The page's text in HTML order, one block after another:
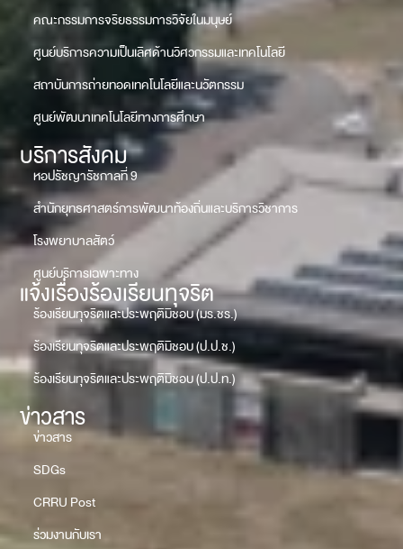
คณะกรรมการจริยธรรมการวิจัยในมนุษย์
ศูนย์บริการความเป็นเลิศด้านวิศวกรรมและเทคโนโลยี
สถาบันการถ่ายทอดเทคโนโลยีและนวัตกรรม
ศูนย์พัฒนาเทคโนโลยีทางการศึกษา
บริการสังคม
หอปรัชญารัชกาลที่ 9
สำนักยุทธศาสตร์การพัฒนาท้องถิ่นและบริการวิชาการ
โรงพยาบาลสัตว์
ศูนย์บริการเฉพาะทาง
แจ้งเรื่องร้องเรียนทุจริต
ร้องเรียนทุจริตและประพฤติมิชอบ (มร.ชร.)
ร้องเรียนทุจริตและประพฤติมิชอบ (ป.ป.ช.)
ร้องเรียนทุจริตและประพฤติมิชอบ (ป.ป.ท.)
ข่าวสาร
ข่าวสาร
SDGs
CRRU Post
ร่วมงานกับเรา